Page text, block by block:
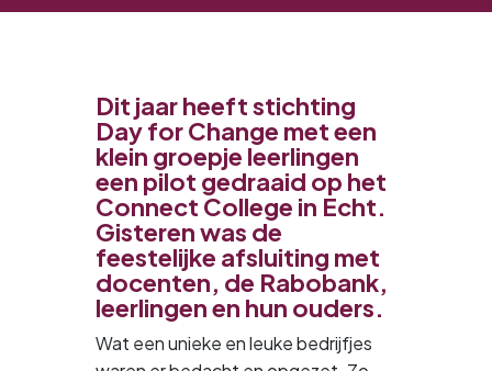
Dit jaar heeft stichting
Day for Change met een
klein groepje leerlingen
een pilot gedraaid op het
Connect College in Echt.
Gisteren was de
feestelijke afsluiting met
docenten, de Rabobank,
leerlingen en hun ouders.
Wat een unieke en leuke bedrijfjes